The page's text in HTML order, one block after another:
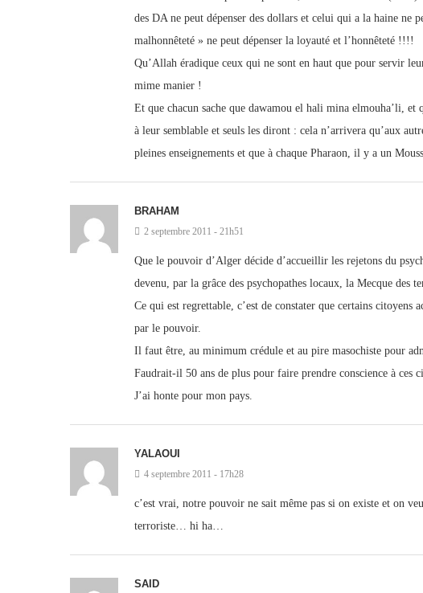
des DA ne peut dépenser des dollars et celui qui a la haine ne
malhonnêteté » ne peut dépenser la loyauté et l’honnêteté !!!!
Qu’Allah éradique ceux qui ne sont en haut que pour servir
mime manier !
Et que chacun sache que dawamou el hali mina elmouha’li,
à leur semblable et seuls les diront : cela n’arrivera qu’aux
pleines enseignements et que à chaque Pharaon, il y a un
BRAHAM
2 septembre 2011 - 21h51
Que le pouvoir d’Alger décide d’accueillir les rejetons du
devenu, par la grâce des psychopathes locaux, la Mecque des
Ce qui est regrettable, c’est de constater que certains
par le pouvoir.
Il faut être, au minimum crédule et au pire masochiste pour
Faudrait-il 50 ans de plus pour faire prendre conscience à ces
J’ai honte pour mon pays.
YALAOUI
4 septembre 2011 - 17h28
c’est vrai, notre pouvoir ne sait même pas si on existe et on
terroriste… hi ha…
SAID